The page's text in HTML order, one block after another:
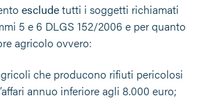
escludetutti i soggetti richiamati
5 e 6 DLGS 152/2006 e per quanto
agricolo ovvero:
che producono rifiuti pericolosi
annuo inferiore agli 8.000 euro;